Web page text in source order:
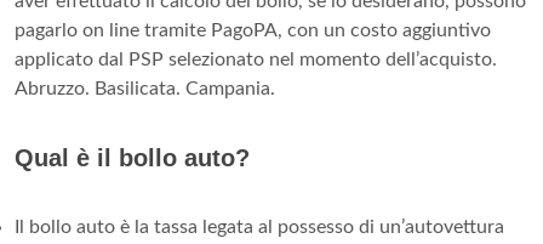
pagarlo on line tramite PagoPA, con un costo aggiuntivo
applicato dal PSP selezionato nel momento dell’acquisto.
Abruzzo. Basilicata. Campania.
Qual è il bollo auto?
Il bollo auto è la tassa legata al possesso di un’autovettura